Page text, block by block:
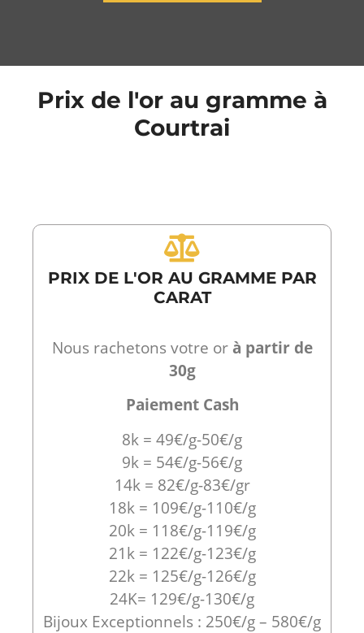
Prix de l'or au gramme à
Courtrai
PRIX DE L'OR AU GRAMME PAR
CARAT
Nous rachetons votre orà partir de
30g
Paiement Cash
8k = 49€/g-50€/g
9k = 54€/g-56€/g
14k = 82€/g-83€/gr
18k = 109€/g-110€/g
20k = 118€/g-119€/g
21k = 122€/g-123€/g
22k = 125€/g-126€/g
24K= 129€/g-130€/g
Bijoux Exceptionnels : 250€/g – 580€/g